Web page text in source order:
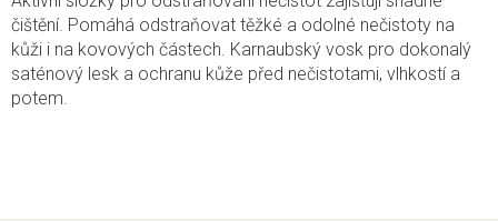
čištění. Pomáhá odstraňovat těžké a odolné nečistoty na
kůži i na kovových částech. Karnaubský vosk pro dokonalý
saténový lesk a ochranu kůže před nečistotami, vlhkostí a
potem.